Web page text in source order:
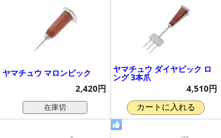
ヤマチュウ マロンピック
2,420円
在庫切
ヤマチュウ ダイヤピック ロ
ング 3本爪
4,510円
カートに入れる